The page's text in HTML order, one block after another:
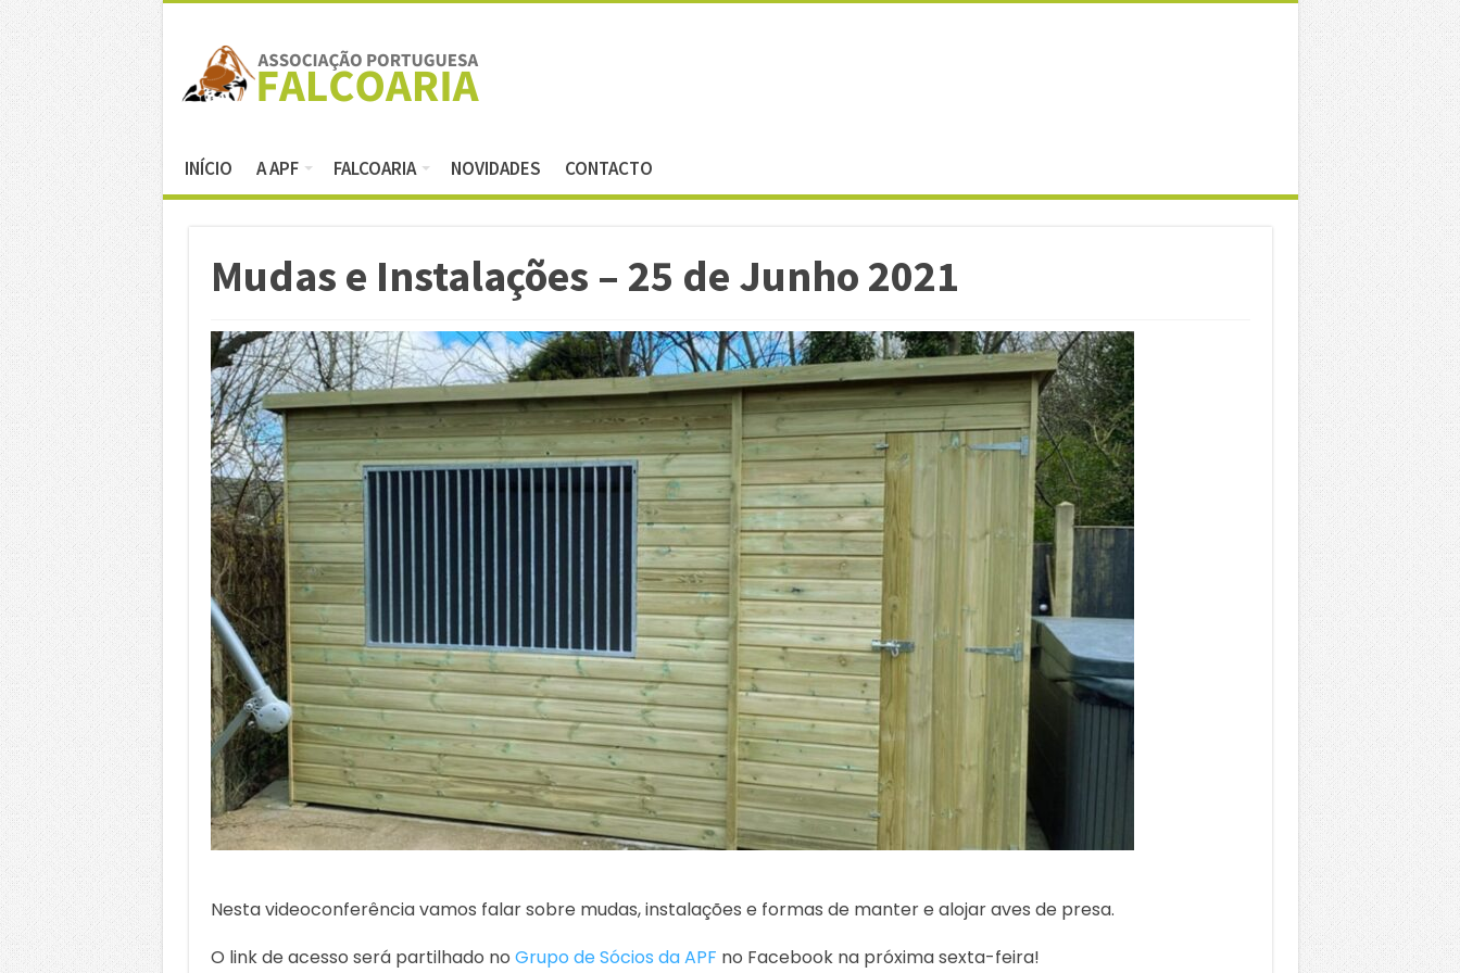
INÍCIO A APF FALCOARIA NOVIDADES CONTACTO
Mudas e Instalações – 25 de Junho 2021
Nesta videoconferência vamos falar sobre mudas, instalações e formas de manter e alojar aves de presa.
O link de acesso será partilhado no Grupo de Sócios da APF no Facebook na próxima sexta-feira!